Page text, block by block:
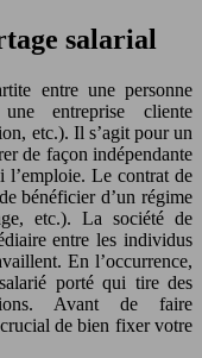
salarial
entre une personne
entreprise cliente
etc.). Il s’agit pour un
de façon indépendante
l’emploie. Le contrat de
bénéficier d’un régime
etc.). La société de
entre les individus
En l’occurrence,
porté qui tire des
Avant de faire
de bien fixer votre